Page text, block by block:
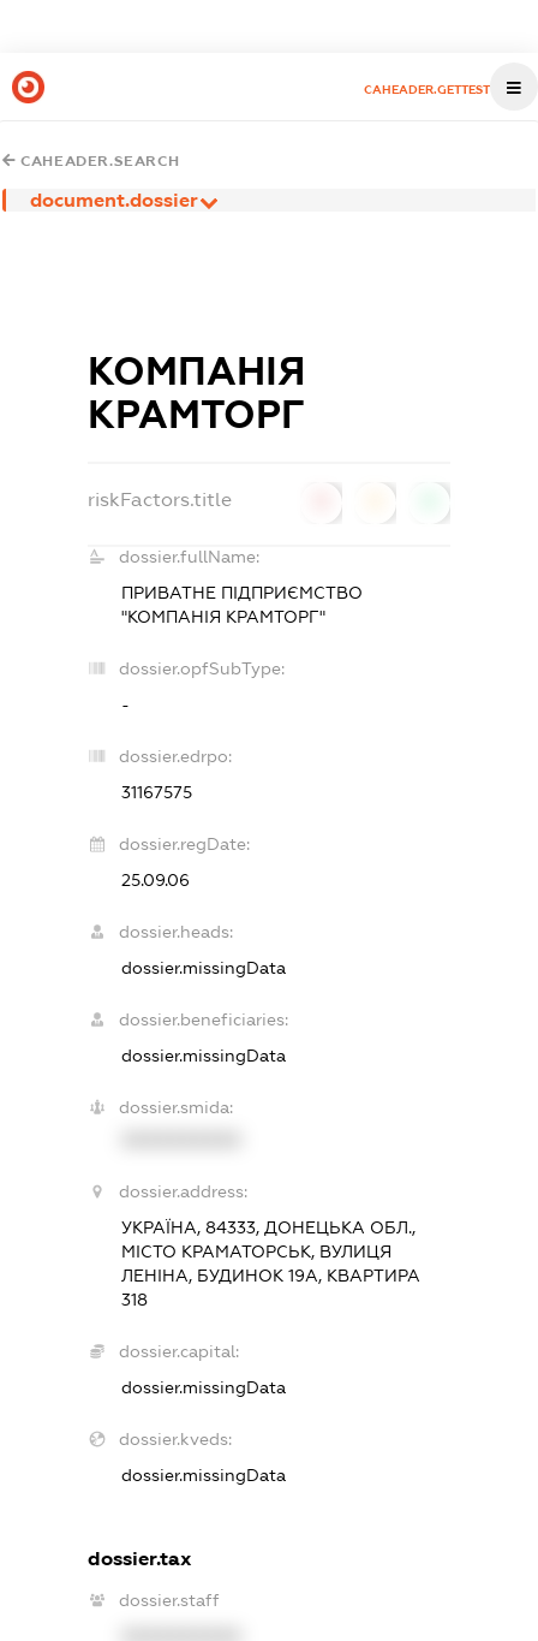
CAHEADER.GETTEST
CAHEADER.SEARCH
document.dossier
КОМПАНІЯ
КРАМТОРГ
riskFactors.title
dossier.fullName:
ПРИВАТНЕ ПІДПРИЄМСТВО
"КОМПАНІЯ КРАМТОРГ"
dossier.opfSubType:
-
dossier.edrpo:
31167575
dossier.regDate:
25.09.06
dossier.heads:
dossier.missingData
dossier.beneficiaries:
dossier.missingData
dossier.smida:
dossier.address:
УКРАЇНА, 84333, ДОНЕЦЬКА ОБЛ.,
МІСТО КРАМАТОРСЬК, ВУЛИЦЯ
ЛЕНІНА, БУДИНОК 19А, КВАРТИРА
318
dossier.capital:
dossier.missingData
dossier.kveds:
dossier.missingData
dossier.tax
dossier.staff